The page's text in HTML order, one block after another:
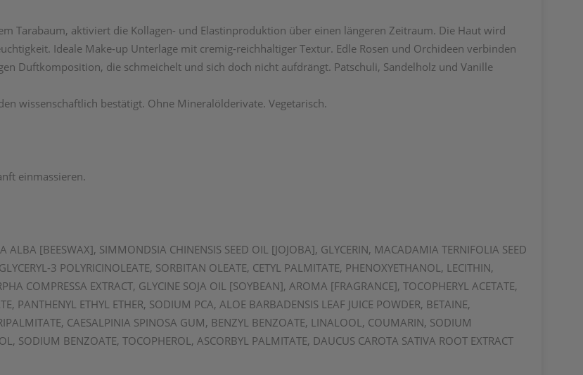
Tarabaum, aktiviert die Kollagen- und Elastinproduktion über einen längeren Zeitraum. Die Haut wird
Ideale Make-up Unterlage mit cremig-reichhaltiger Textur. Edle Rosen und Orchideen verbinden
Duftkomposition, die schmeichelt und sich doch nicht aufdrängt. Patschuli, Sandelholz und Vanille
wissenschaftlich bestätigt. Ohne Mineralölderivate. Vegetarisch.
einmassieren.
ALBA [BEESWAX], SIMMONDSIA CHINENSIS SEED OIL [JOJOBA], GLYCERIN, MACADAMIA TERNIFOLIA SEED
3 POLYRICINOLEATE, SORBITAN OLEATE, CETYL PALMITATE, PHENOXYETHANOL, LECITHIN,
COMPRESSA EXTRACT, GLYCINE SOJA OIL [SOYBEAN], AROMA [FRAGRANCE], TOCOPHERYL ACETATE,
PANTHENYL ETHYL ETHER, SODIUM PCA, ALOE BARBADENSIS LEAF JUICE POWDER, BETAINE,
CAESALPINIA SPINOSA GUM, BENZYL BENZOATE, LINALOOL, COUMARIN, SODIUM
SODIUM BENZOATE, TOCOPHEROL, ASCORBYL PALMITATE, DAUCUS CAROTA SATIVA ROOT EXTRACT